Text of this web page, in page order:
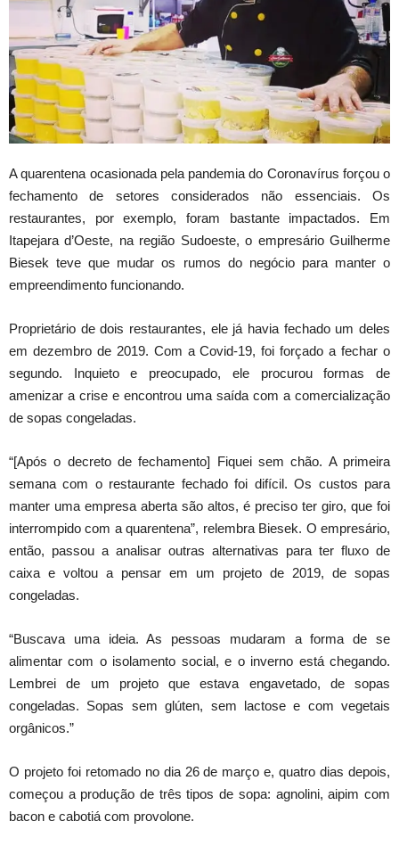
A quarentena ocasionada pela pandemia do Coronavírus forçou o
fechamento de setores considerados não essenciais. Os
restaurantes, por exemplo, foram bastante impactados. Em
Itapejara d’Oeste, na região Sudoeste, o empresário Guilherme
Biesek teve que mudar os rumos do negócio para manter o
empreendimento funcionando.
Proprietário de dois restaurantes, ele já havia fechado um deles
em dezembro de 2019. Com a Covid-19, foi forçado a fechar o
segundo. Inquieto e preocupado, ele procurou formas de
amenizar a crise e encontrou uma saída com a comercialização
de sopas congeladas.
“[Após o decreto de fechamento] Fiquei sem chão. A primeira
semana com o restaurante fechado foi difícil. Os custos para
manter uma empresa aberta são altos, é preciso ter giro, que foi
interrompido com a quarentena”, relembra Biesek. O empresário,
então, passou a analisar outras alternativas para ter fluxo de
caixa e voltou a pensar em um projeto de 2019, de sopas
congeladas.
“Buscava uma ideia. As pessoas mudaram a forma de se
alimentar com o isolamento social, e o inverno está chegando.
Lembrei de um projeto que estava engavetado, de sopas
congeladas. Sopas sem glúten, sem lactose e com vegetais
orgânicos.”
O projeto foi retomado no dia 26 de março e, quatro dias depois,
começou a produção de três tipos de sopa: agnolini, aipim com
bacon e cabotiá com provolone.